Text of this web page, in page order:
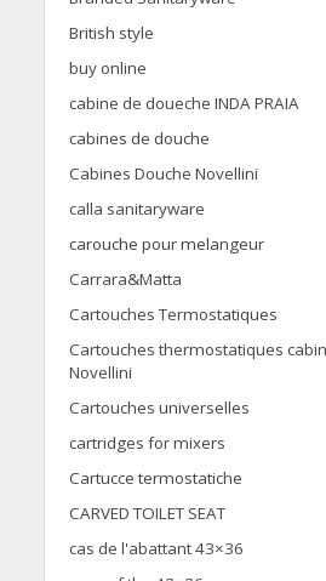
British style
buy online
cabine de doueche INDA PRAIA
cabines de douche
Cabines Douche Novellini
calla sanitaryware
carouche pour melangeur
Carrara&Matta
Cartouches Termostatiques
Cartouches thermostatiques
Novellini
Cartouches universelles
cartridges for mixers
Cartucce termostatiche
CARVED TOILET SEAT
cas de l'abattant 43×36